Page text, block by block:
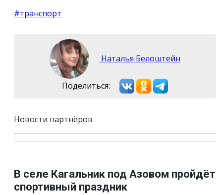
#транспорт
Наталья Белоштейн
Поделиться:
Новости партнёров
В селе Кагальник под Азовом пройдёт
спортивный праздник